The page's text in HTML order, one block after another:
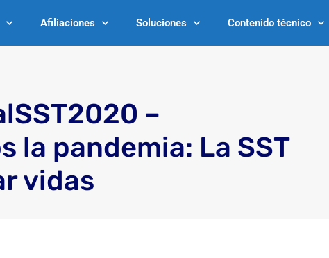
Afiliaciones Soluciones Contenido técnico
–
la pandemia: La SST
vidas